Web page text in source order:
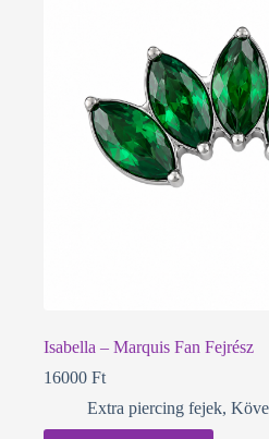
Isabella – Marquis Fan Fejrész
16000 Ft
Extra piercing fejek,